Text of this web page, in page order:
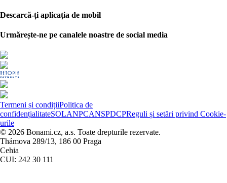
Descarcă-ți aplicația de mobil
Urmărește-ne pe canalele noastre de social media
Termeni și condițiiPolitica de
confidențialitateSOLANPCANSPDCPReguli și setări privind Cookie-
urile
© 2026 Bonami.cz, a.s. Toate drepturile rezervate.
Thámova 289/13, 186 00 Praga
Cehia
CUI: 242 30 111